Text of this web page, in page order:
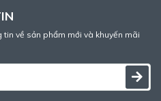
về sản phẩm mới và khuyến mãi